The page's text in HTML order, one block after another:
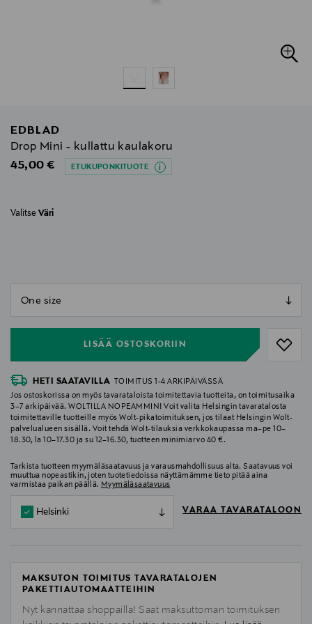
EDBLAD
Drop Mini - kullattu kaulakoru
Original Price
45,00 € ETUKUPONKITUOTE
Valitse Väri
LISÄÄ OSTOSKORIIN
HETI SAATAVILLA
TOIMITUS 1-4 ARKIPÄIVÄSSÄ
Jos ostoskorissa on myös tavarataloista toimitettavia tuotteita, on toimitusaika
3–7 arkipäivää. WOLTILLA NOPEAMMIN! Voit valita Helsingin tavaratalosta
toimitettaville tuotteille myös Wolt-pikatoimituksen, jos tilaat Helsingin Wolt-
palvelualueen sisällä. Voit tehdä Wolt-tilauksia verkkokaupassa ma–pe 10–
18.30, la 10–17.30 ja su 12–16.30, tuotteen minimiarvo 40 €.
Tarkista tuotteen myymäläsaatavuus ja varausmahdollisuus alta. Saatavuus voi
muuttua nopeastikin, joten tuotetiedoissa näyttämämme tieto pitää aina
varmistaa paikan päällä. Myymäläsaatavuus
Helsinki VARAA TAVARATALOON
MAKSUTON TOIMITUS TAVARATALOJEN
PAKETTIAUTOMAATTEIHIN
Nyt kannattaa shoppailla! Saat maksuttoman toimituksen